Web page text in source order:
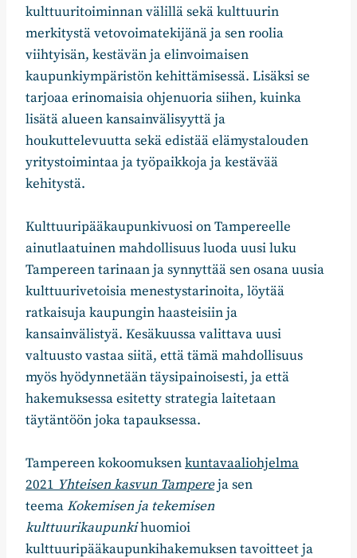
kulttuuritoiminnan välillä sekä kulttuurin
merkitystä vetovoimatekijänä ja sen roolia
viihtyisän, kestävän ja elinvoimaisen
kaupunkiympäristön kehittämisessä. Lisäksi se
tarjoaa erinomaisia ohjenuoria siihen, kuinka
lisätä alueen kansainvälisyyttä ja
houkuttelevuutta sekä edistää elämystalouden
yritystoimintaa ja työpaikkoja ja kestävää
kehitystä.
Kulttuuripääkaupunkivuosi on Tampereelle
ainutlaatuinen mahdollisuus luoda uusi luku
Tampereen tarinaan ja synnyttää sen osana uusia
kulttuurivetoisia menestystarinoita, löytää
ratkaisuja kaupungin haasteisiin ja
kansainvälistyä. Kesäkuussa valittava uusi
valtuusto vastaa siitä, että tämä mahdollisuus
myös hyödynnetään täysipainoisesti, ja että
hakemuksessa esitetty strategia laitetaan
täytäntöön joka tapauksessa.
Tampereen kokoomuksenkuntavaaliohjelma
2021 Yhteisen kasvun Tampereja sen
teemaKokemisen ja tekemisen
kulttuurikaupunkihuomioi
kulttuuripääkaupunkihakemuksen tavoitteet ja